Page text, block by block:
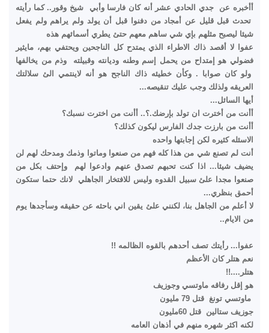
أأخبره عن جدي الحادي عشر أنه كان فارسا وأبي شيخ وقور.. كما رأيته
تحدث قبل قليل عن أمجاد من دفنوا قبل أن يولد ولم يراهم ولم يفعل
شيئا ليصبح مثلهم بإي شي ساهم معهم حتئ يطري أسمائهم هذه
عفوا لا أقصد ذاك الاطراء الذي يمتدح كل الناجحين ويحتفي بهم، مايثير
فضولي هو إمتداح من يحمل إسم وطنه وديانته وقبيلته وذم من يخالفها
ولو كان صوابا . وكأن خطيئه ذاك الناجح هو أنه لاينتمي الئ سلالتك
العريقه ولذلك وجب عليك تنقيصه...
أيها السائل...
أأنت من أخترت ان تولد بإرضك.؟.. أأنت من اخترت نسبك؟
أأنت من بارزت جدك الفارس ليكون كذلك؟
الاسئله كثيره لكن إجابتها واحده
أنت لم تصنع شي من هذا كله فهم من صنعوا وماتوا وذمك ومدحك لهم لن
يضيف شيئا... اذا كنت تحبهم تصدق عنهم وادعوا لهم وإحتف بكل من
صنعوا مجدا علئ سبيل القدوه وليس للافتخار الجاهلي لانك حتما ستكون
أحمق بنظري...
لا أعلم من الجاهل بنا، لكنني علئ يقين اني باحثه عن حقيقه وسأجدها يوم
من الايام..
عفوا... رأيتك تصف أحدهم بالقوه الظالمه !!
نعم هتلر كان الأعظم
هتلر....!!
هو إقل رفاقه ماوتسي وجوزيف
ماوتسي تونغ قتل 79 مليون
جوزيف ستالين قتل 60مليون
لكنه اكثر شهره منهم في أذهان العامه